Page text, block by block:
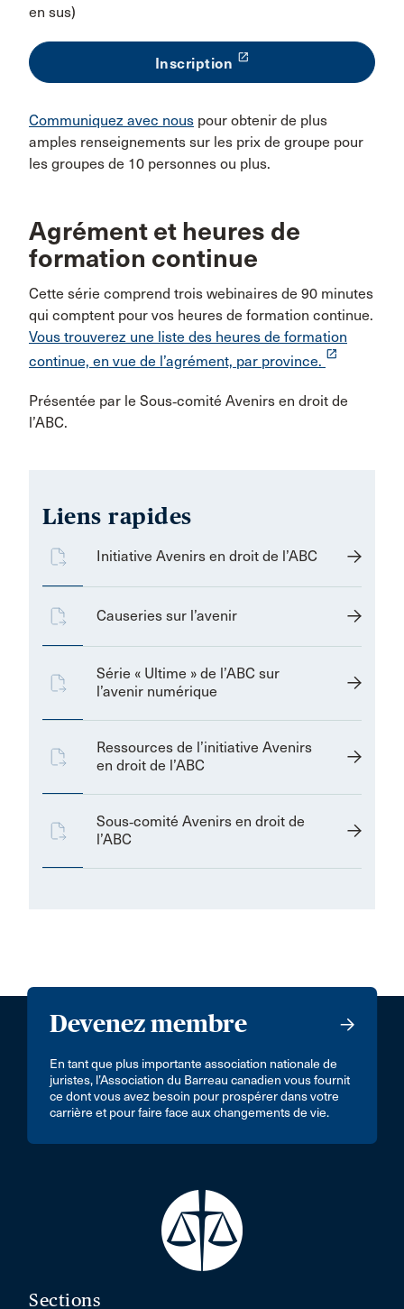
en sus)
Inscription launch
Communiquez avec nous pour obtenir de plus
amples renseignements sur les prix de groupe pour
les groupes de 10 personnes ou plus.
Agrément et heures de
formation continue
Cette série comprend trois webinaires de 90 minutes
qui comptent pour vos heures de formation continue.
Vous trouverez une liste des heures de formation
continue, en vue de l’agrément, par province. launch
Présentée par le Sous‑comité Avenirs en droit de
l’ABC.
Liens rapides
Initiative Avenirs en droit de l’ABC
Causeries sur l’avenir
Série « Ultime » de l’ABC sur
l’avenir numérique
Ressources de l’initiative Avenirs
en droit de l’ABC
Sous‑comité Avenirs en droit de
l’ABC
Devenez membre
En tant que plus importante association nationale de
juristes, l’Association du Barreau canadien vous fournit
ce dont vous avez besoin pour prospérer dans votre
carrière et pour faire face aux changements de vie.
Sections